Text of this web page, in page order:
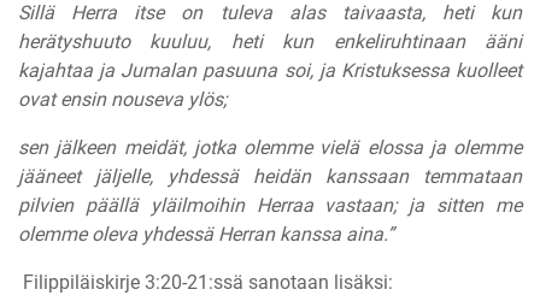
Sillä Herra itse on tuleva alas taivaasta, heti kun
herätyshuuto kuuluu, heti kun enkeliruhtinaan ääni
kajahtaa ja Jumalan pasuuna soi, ja Kristuksessa kuolleet
ovat ensin nouseva ylös;
sen jälkeen meidät, jotka olemme vielä elossa ja olemme
jääneet jäljelle, yhdessä heidän kanssaan temmataan
pilvien päällä yläilmoihin Herraa vastaan; ja sitten me
olemme oleva yhdessä Herran kanssa aina.”
Filippiläiskirje 3:20-21:ssä sanotaan lisäksi: